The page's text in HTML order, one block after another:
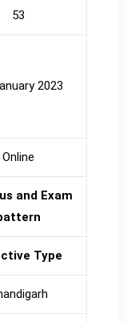
53
2023
Online
and Exam
Type